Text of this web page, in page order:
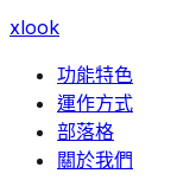
xlook
功能特色
運作方式
部落格
關於我們